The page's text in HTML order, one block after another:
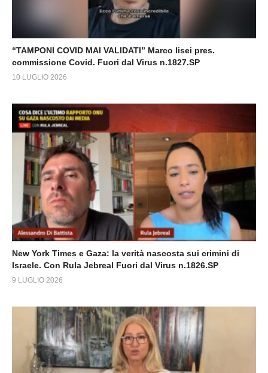
“TAMPONI COVID MAI VALIDATI” Marco lisei pres.
commissione Covid. Fuori dal Virus n.1827.SP
10 LUGLIO 2026
New York Times e Gaza: la verità nascosta sui crimini di
Israele. Con Rula Jebreal Fuori dal Virus n.1826.SP
9 LUGLIO 2026